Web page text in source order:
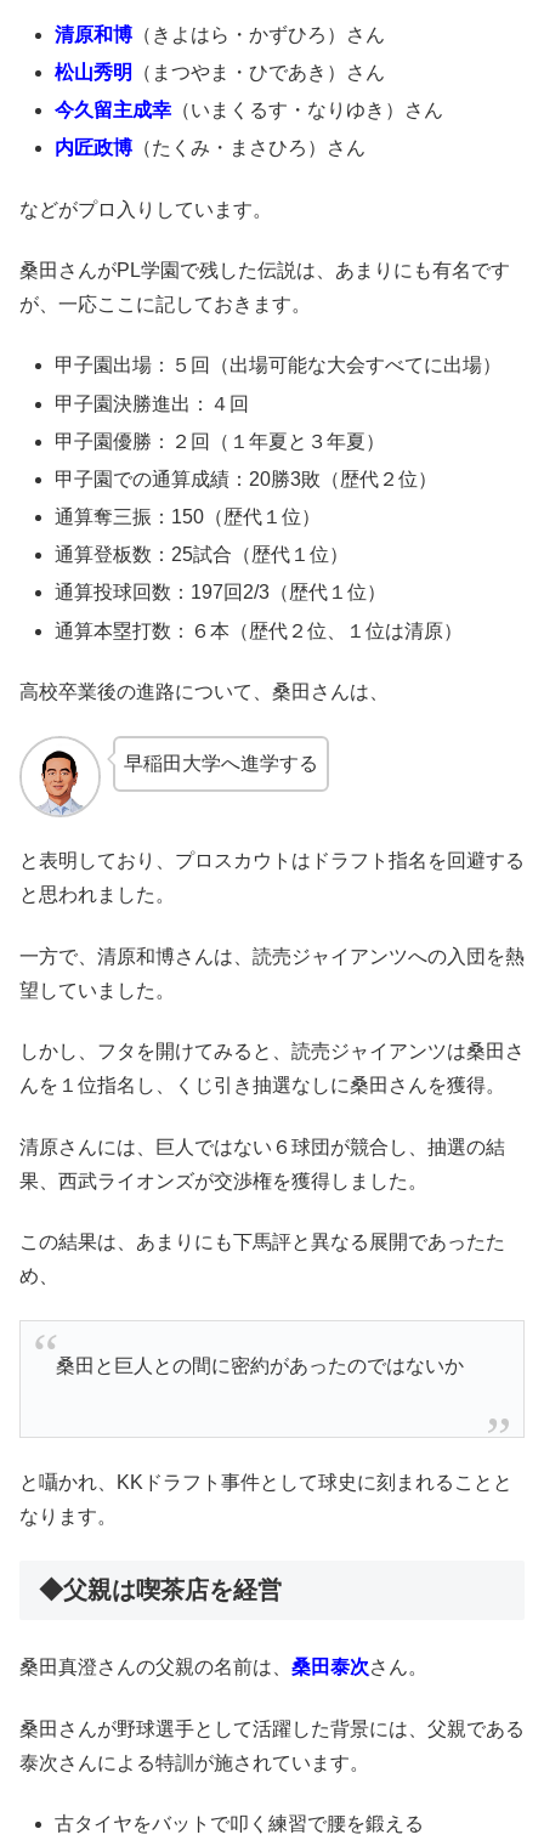
清原和博 （きよはら・かずひろ）さん
松山秀明
（まつやま・ひであき）さん
今久留主成幸 （いまくるす・なりゆき）さん
内匠政博 （たくみ・まさひろ）さん
などがプロ入りしています。
桑田さんがPL学園で残した伝説は、あまりにも有名です
が、一応ここに記しておきます。
甲子園出場：５回（出場可能な大会すべてに出場）
甲子園決勝進出：４回
甲子園優勝：２回（１年夏と３年夏）
甲子園での通算成績：20勝3敗（歴代２位）
通算奪三振：150（歴代１位）
通算登板数：25試合（歴代１位）
通算投球回数：197回2/3（歴代１位）
通算本塁打数：６本（歴代２位、１位は清原）
高校卒業後の進路について、桑田さんは、
早稲田大学へ進学する
と表明しており、プロスカウトはドラフト指名を回避する
と思われました。
一方で、清原和博さんは、読売ジャイアンツへの入団を熱
望していました。
しかし、フタを開けてみると、読売ジャイアンツは桑田さ
んを１位指名し、くじ引き抽選なしに桑田さんを獲得。
清原さんには、巨人ではない６球団が競合し、抽選の結
果、西武ライオンズが交渉権を獲得しました。
この結果は、あまりにも下馬評と異なる展開であったた
め、
桑田と巨人との間に密約があったのではないか
と囁かれ、KKドラフト事件として球史に刻まれることと
なります。
◆父親は喫茶店を経営
桑田真澄さんの父親の名前は、 桑田泰次さん。
桑田さんが野球選手として活躍した背景には、父親である
泰次さんによる特訓が施されています。
古タイヤをバットで叩く練習で腰を鍛える